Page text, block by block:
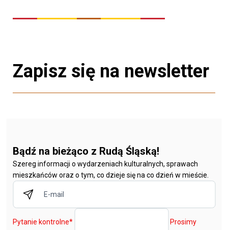
Zapisz się na newsletter
Bądź na bieżąco z Rudą Śląską!
Szereg informacji o wydarzeniach kulturalnych, sprawach
mieszkańców oraz o tym, co dzieje się na co dzień w mieście.
Pytanie kontrolne* Prosimy